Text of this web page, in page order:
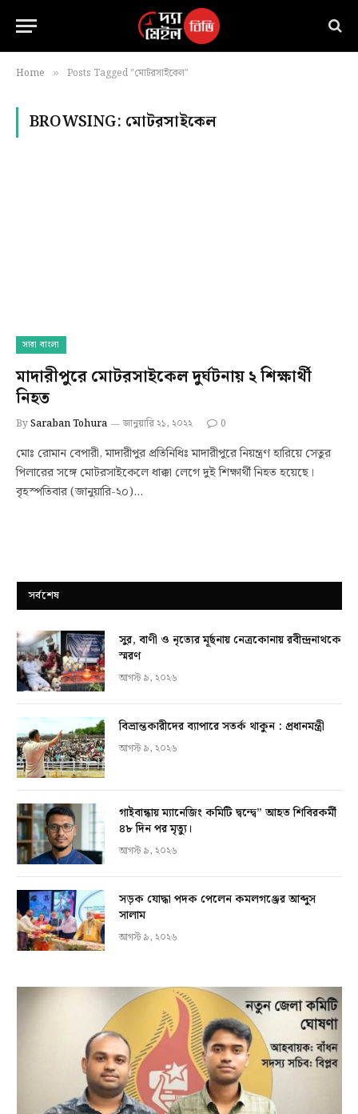
Home » Posts Tagged "মোটরসাইকেল"
BROWSING: মোটরসাইকেল
সারা বাংলা
মাদারীপুরে মোটরসাইকেল দুর্ঘটনায় ২ শিক্ষার্থী
নিহত
BySaraban Tohura জানুয়ারি ২১, ২০২২ 0
মোঃ রোমান বেপারী, মাদারীপুর প্রতিনিধিঃ মাদারীপুরে নিয়ন্ত্রণ হারিয়ে সেতুর
পিলারের সঙ্গে মোটরসাইকেলে ধাক্কা লেগে দুই শিক্ষার্থী নিহত হয়েছে।
বৃহস্পতিবার (জানুয়ারি-২০)…
সর্বশেষ
সুর, বাণী ও নৃত্যের মূর্ছনায় নেত্রকোনায় রবীন্দ্রনাথকে
স্মরণ
আগস্ট ৯, ২০২৬
বিভ্রান্তকারীদের ব্যাপারে সতর্ক থাকুন : প্রধানমন্ত্রী
আগস্ট ৯, ২০২৬
গাইবান্ধায় ম্যানেজিং কমিটি দ্বন্দ্বে” আহত শিবিরকর্মী
৪৮ দিন পর মৃত্যু।
আগস্ট ৯, ২০২৬
সড়ক যোদ্ধা পদক পেলেন কমলগঞ্জের আব্দুস
সালাম
আগস্ট ৯, ২০২৬